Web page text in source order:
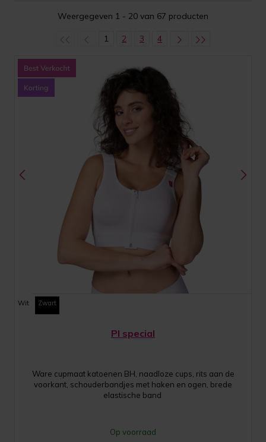
Weergegeven 1 - 20 van 67 producten
1 2 3 4
Wit Zwart
PI special
Ware cupmaat katoenen BH, naadloze cups, rits aan de
voorkant, schouderbandjes met haken en ogen, brede
elastische band
Op voorraad